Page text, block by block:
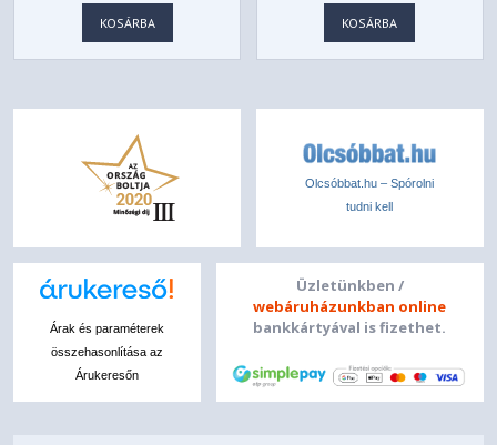
VIDEO SPLITTER -
CSV-1478
KOSÁRBA KOSÁRBA
Olcsóbbat.hu – Spórolni
tudni kell
Árak és paraméterek
összehasonlítása az
Árukeresőn
Üzletünkben /
webáruházunkban online
bankkártyával is fizethet.